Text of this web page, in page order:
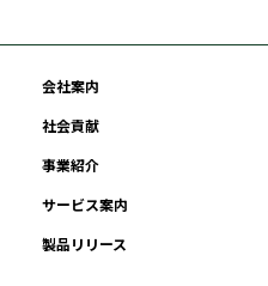
会社案内
社会貢献
事業紹介
サービス案内
製品リリース